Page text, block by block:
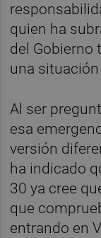
quien ha
del Gobierno
una
Al ser
esa
versión
ha indicado
30 ya cree
que
entrando en